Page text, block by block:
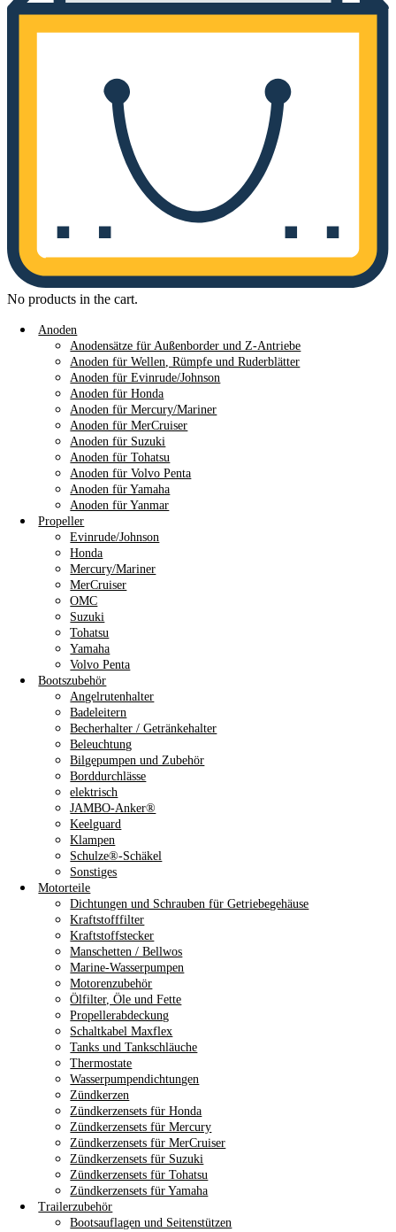
No products in the cart.
Anoden
Anodensätze für Außenborder und Z-Antriebe
Anoden für Wellen, Rümpfe und Ruderblätter
Anoden für Evinrude/Johnson
Anoden für Honda
Anoden für Mercury/Mariner
Anoden für MerCruiser
Anoden für Suzuki
Anoden für Tohatsu
Anoden für Volvo Penta
Anoden für Yamaha
Anoden für Yanmar
Propeller
Evinrude/Johnson
Honda
Mercury/Mariner
MerCruiser
OMC
Suzuki
Tohatsu
Yamaha
Volvo Penta
Bootszubehör
Angelrutenhalter
Badeleitern
Becherhalter / Getränkehalter
Beleuchtung
Bilgepumpen und Zubehör
Borddurchlässe
elektrisch
JAMBO-Anker®
Keelguard
Klampen
Schulze®-Schäkel
Sonstiges
Motorteile
Dichtungen und Schrauben für Getriebegehäuse
Kraftstofffilter
Kraftstoffstecker
Manschetten / Bellwos
Marine-Wasserpumpen
Motorenzubehör
Ölfilter, Öle und Fette
Propellerabdeckung
Schaltkabel Maxflex
Tanks und Tankschläuche
Thermostate
Wasserpumpendichtungen
Zündkerzen
Zündkerzensets für Honda
Zündkerzensets für Mercury
Zündkerzensets für MerCruiser
Zündkerzensets für Suzuki
Zündkerzensets für Tohatsu
Zündkerzensets für Yamaha
Trailerzubehör
Bootsauflagen und Seitenstützen